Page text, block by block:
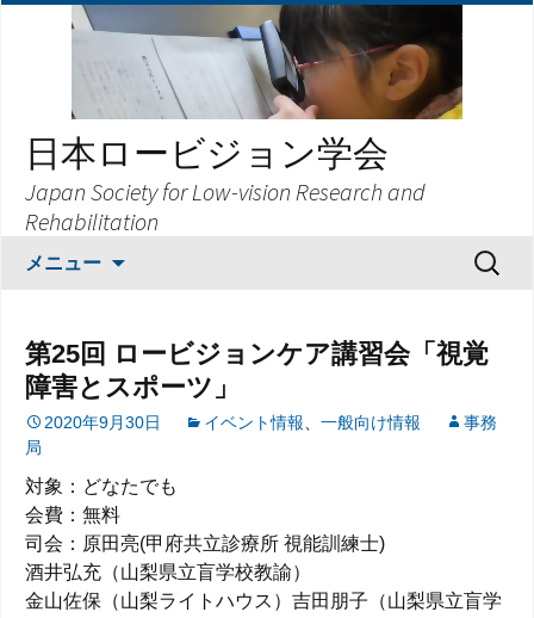
日本ロービジョン学会
Japan Society for Low-vision Research and
Rehabilitation
メニュー
ツ
へ
ス
ッ
検
索:
第25回 ロービジョンケア講習会「視覚
障害とスポーツ」
2020年9月30日 イベント情報 一般向け情報
事務
局
対象：どなたでも
会費：無料
司会：原田亮(甲府共立診療所 視能訓練士)
酒井弘充（山梨県立盲学校教諭）
金山佐保（山梨ライトハウス）吉田朋子（山梨県立盲学